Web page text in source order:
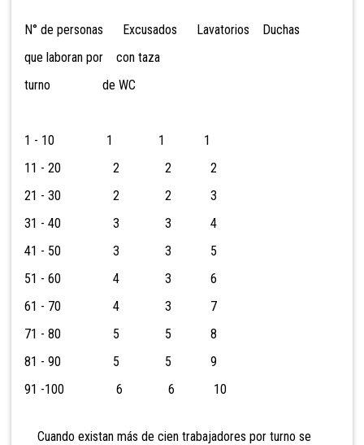
N° de personas Excusados Lavatorios Duchas
que laboran por con taza
turno de WC
1 - 10 1 1 1
11 - 20 2 2 2
21 - 30 2 2 3
31 - 40 3 3 4
41 - 50 3 3 5
51 - 60 4 3 6
61 - 70 4 3 7
71 - 80 5 5 8
81 - 90 5 5 9
91 -100 6 6 10
Cuando existan más de cien trabajadores por turno se